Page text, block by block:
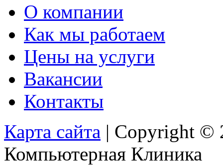
О компании
Как мы работаем
Цены на услуги
Вакансии
Контакты
Карта сайта | Copyright ©
Компьютерная Клиника